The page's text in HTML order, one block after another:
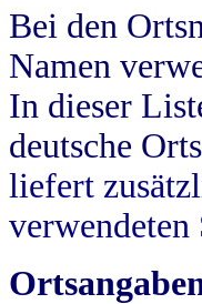
Bei den
Namen
In dieser
deutsche
liefert
verwendeten